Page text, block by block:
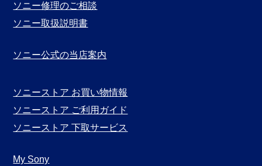
ソニー修理のご相談
ソニー取扱説明書
ソニー公式の当店案内
ソニーストア お買い物情報
ソニーストア ご利用ガイド
ソニーストア 下取サービス
My Sony